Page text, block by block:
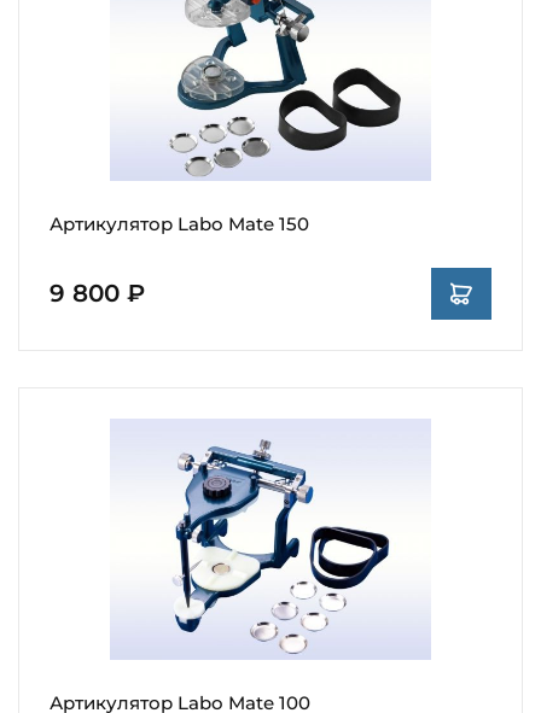
Артикулятор Labo Mate 150
9 800 ₽
Артикулятор Labo Mate 100